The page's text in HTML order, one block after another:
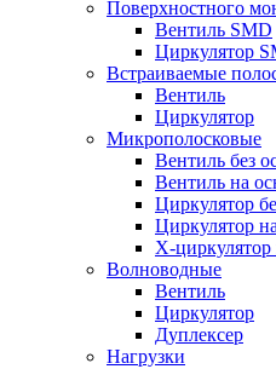
Поверхностного
Вентиль SMD
Циркулятор
Встраиваемые
Вентиль
Циркулятор
Микрополосковые
Вентиль без
Вентиль на
Циркулятор
Циркулятор
Х-циркулятор
Волноводные
Вентиль
Циркулятор
Дуплексер
Нагрузки